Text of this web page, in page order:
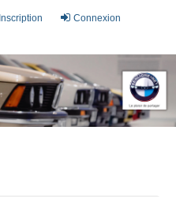
Connexion
Inscription